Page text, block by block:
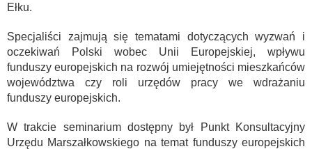
Ełku.
Specjaliści zajmują się tematami dotyczących wyzwań i
oczekiwań Polski wobec Unii Europejskiej, wpływu
funduszy europejskich na rozwój umiejętności mieszkańców
województwa czy roli urzędów pracy we wdrażaniu
funduszy europejskich.
W trakcie seminarium dostępny był Punkt Konsultacyjny
Urzędu Marszałkowskiego na temat funduszy europejskich